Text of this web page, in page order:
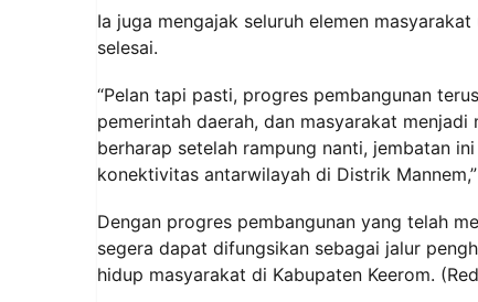
Ia juga mengajak seluruh elemen
selesai.
“Pelan tapi pasti, progres pembangunan
pemerintah daerah, dan masyarakat
berharap setelah rampung nanti, jembatan
konektivitas antarwilayah di Distrik
Dengan progres pembangunan yang telah
segera dapat difungsikan sebagai jalur
hidup masyarakat di Kabupaten Keerom.